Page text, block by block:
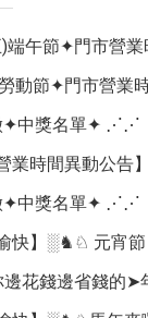
端午節✦門市營業
動節✦門市營業
✦中獎名單✦ ⋰⋰
業時間異動公
✦中獎名單✦ ⋰⋰
愉快】░♞♘ 元宵
邊花錢邊省錢的